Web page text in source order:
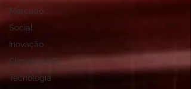
Mercado
Social
Inovação
Climatização
Tecnologia